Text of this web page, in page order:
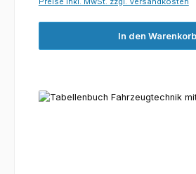
In den Warenkorb